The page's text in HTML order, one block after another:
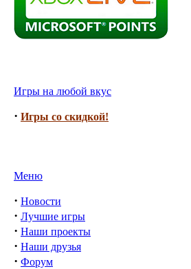
Игры на любой вкус
· Игры со скидкой!
Меню
· Новости
· Лучшие игры
· Наши проекты
· Наши друзья
· Форум